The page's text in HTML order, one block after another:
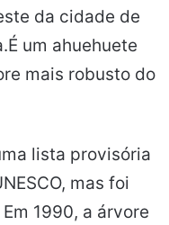
da cidade de
um ahuehuete
mais robusto do
lista provisória
mas foi
1990, a árvore